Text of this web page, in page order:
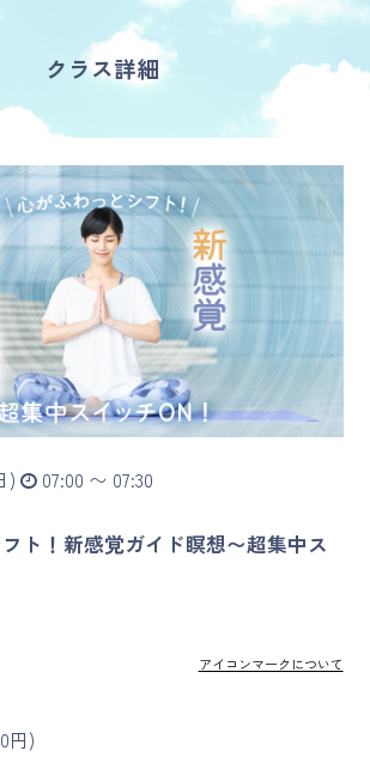
ター一覧
わせ
て
クラス詳細
)
07:00 〜 07:30
ト！新感覚ガイド瞑想〜超集中ス
アイコンマークについて
円)